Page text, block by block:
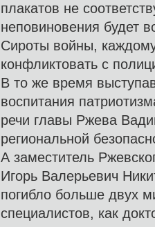
плакатов не
неповиновения будет
Сироты войны,
конфликтовать с
В то же время
воспитания
речи главы Ржева
региональной
А заместитель
Игорь Валерьевич
погибло больше двух
специалистов, как